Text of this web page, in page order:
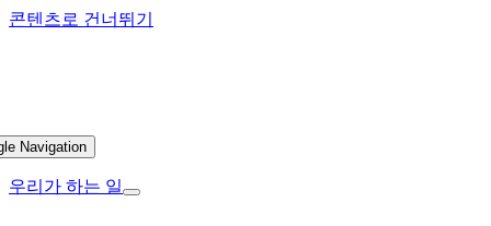
콘텐츠로 건너뛰기
Navigation
우리가 하는 일